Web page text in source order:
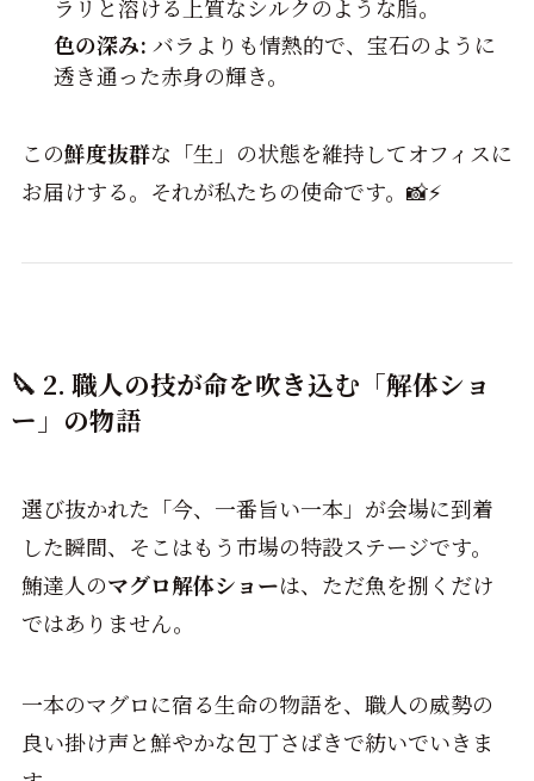
ラリと溶ける上質なシルクのような脂。
色の深み: バラよりも情熱的で、宝石のように
透き通った赤身の輝き。
この鮮度抜群な「生」の状態を維持してオフィスに
お届けする。それが私たちの使命です。📸⚡️
🔪 2. 職人の技が命を吹き込む「解体ショ
ー」の物語
選び抜かれた「今、一番旨い一本」が会場に到着
した瞬間、そこはもう市場の特設ステージです。
鮪達人のマグロ解体ショーは、ただ魚を捌くだけ
ではありません。
一本のマグロに宿る生命の物語を、職人の威勢の
良い掛け声と鮮やかな包丁さばきで紡いでいきま